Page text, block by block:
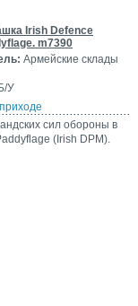
Irish Defence
m7390
Армейские склады
Б/У
сил обороны в
(Irish DPM).